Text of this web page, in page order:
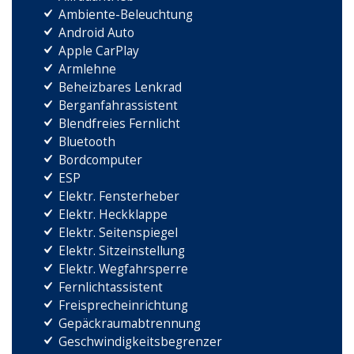
Ambiente-Beleuchtung
Android Auto
Apple CarPlay
Armlehne
Beheizbares Lenkrad
Berganfahrassistent
Blendfreies Fernlicht
Bluetooth
Bordcomputer
ESP
Elektr. Fensterheber
Elektr. Heckklappe
Elektr. Seitenspiegel
Elektr. Sitzeinstellung
Elektr. Wegfahrsperre
Fernlichtassistent
Freisprecheinrichtung
Gepäckraumabtrennung
Geschwindigkeitsbegrenzer